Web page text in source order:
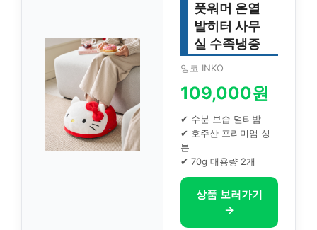
풋워머 온열
발히터 사무
실 수족냉증
잉코 INKO
109,000원
✔ 수분 보습 멀티밤
✔ 호주산 프리미엄 성
분
✔ 70g 대용량 2개
상품 보러가기
→